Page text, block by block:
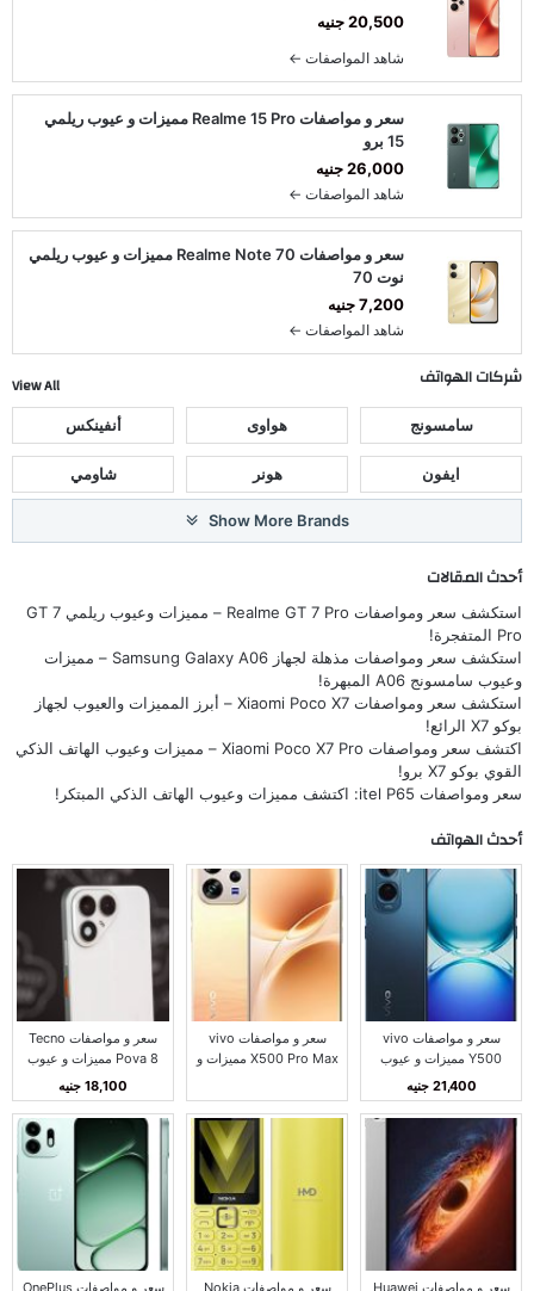
20,500 جنيه
شاهد المواصفات ←
سعر و مواصفات Realme 15 Pro مميزات و عيوب ريلمي
15 برو
26,000 جنيه
شاهد المواصفات ←
سعر و مواصفات Realme Note 70 مميزات و عيوب ريلمي
نوت 70
7,200 جنيه
شاهد المواصفات ←
شركات الهواتف View All
سامسونج هواوى أنفينكس
ايفون هونر شاومي
Show More Brands
أحدث المقالات
استكشف سعر ومواصفات Realme GT 7 Pro – مميزات وعيوب ريلمي GT 7
Pro المتفجرة!
استكشف سعر ومواصفات مذهلة لجهاز Samsung Galaxy A06 – مميزات
وعيوب سامسونج A06 المبهرة!
استكشف سعر ومواصفات Xiaomi Poco X7 – أبرز المميزات والعيوب لجهاز
بوكو X7 الرائع!
اكتشف سعر ومواصفات Xiaomi Poco X7 Pro – مميزات وعيوب الهاتف الذكي
القوي بوكو X7 برو!
سعر ومواصفات itel P65: اكتشف مميزات وعيوب الهاتف الذكي المبتكر!
أحدث الهواتف
سعر و مواصفات vivo
Y500 مميزات و عيوب
فيفو Y500
21,400 جنيه
سعر و مواصفات vivo
X500 Pro Max مميزات و
ماكس
سعر و مواصفات Tecno
Pova 8 مميزات و عيوب
تكنو بوفا 8
18,100 جنيه
سعر و مواصفات Huawei سعر و مواصفات Nokia سعر و مواصفات OnePlus